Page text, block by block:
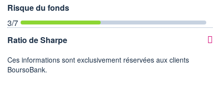
Risque du fonds
3/7
Ratio de Sharpe
Ces informations sont exclusivement réservées aux clients
BoursoBank.